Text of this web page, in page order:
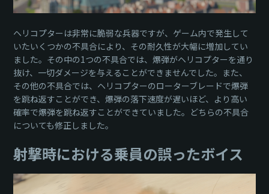
ヘリコプターは非常に脆弱な兵器ですが、ゲーム内で発生して
いたいくつかの不具合により、その耐久性が大幅に増加してい
ました。その中の1つの不具合では、爆弾がヘリコプターを通り
抜け、一切ダメージを与えることができませんでした。また、
その他の不具合では、ヘリコプターのローターブレードで爆弾
を跳ね返すことができ、爆弾の落下速度が遅いほど、より高い
確率で爆弾を跳ね返すことができていました。どちらの不具合
についても修正しました。
射撃時における乗員の誤ったボイス